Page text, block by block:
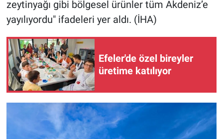
zeytinyağı gibi bölgesel ürünler tüm Akdeniz’e
yayılıyordu" ifadeleri yer aldı. (İHA)
Efeler'de özel bireyler
üretime katılıyor